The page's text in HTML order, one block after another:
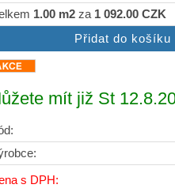
1.00 m2 za 1 092.00 CZK
mít již St
s DPH: